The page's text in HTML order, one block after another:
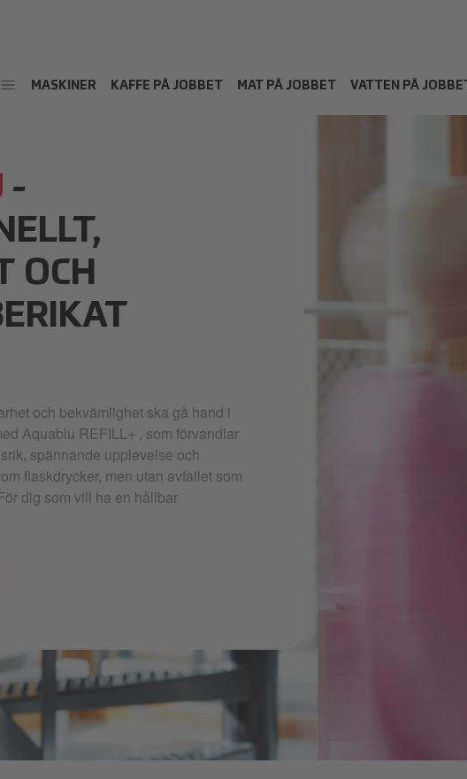
MASKINER KAFFE PÅ JOBBET MAT PÅ JOBBET VATTEN PÅ JOBBET
-
OCH
och bekvämlighet ska gå hand i
Aquablu REFILL+ , som förvandlar
spännande upplevelse och
flaskdrycker, men utan avfallet som
dig som vill ha en hållbar